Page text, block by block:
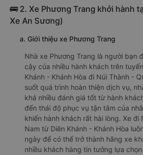
🚌 2. Xe Phương Trang khởi hành
Xe An Sương)
a. Giới thiệu xe Phương Trang
Nhà xe Phương Trang là người bạn
cậy của nhiều hành khách trên
Khánh - Khánh Hòa đi Núi Thành -
suốt quá trình hoàn thiện dịch vụ,
khá nhiều đánh giá tốt từ hành
đến thái độ phục vụ tận tâm của
khiến hành khách rất hài lòng. Xe đi
Nam từ Diên Khánh - Khánh Hòa
ngày để có thể trở thành hãng xe
nhiều khách hàng tin tưởng lựa chọn.